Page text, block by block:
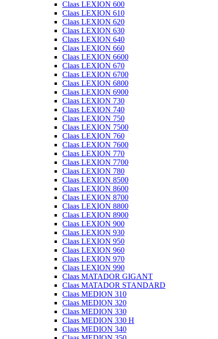
Claas LEXION 600
Claas LEXION 610
Claas LEXION 620
Claas LEXION 630
Claas LEXION 640
Claas LEXION 660
Claas LEXION 6600
Claas LEXION 670
Claas LEXION 6700
Claas LEXION 6800
Claas LEXION 6900
Claas LEXION 730
Claas LEXION 740
Claas LEXION 750
Claas LEXION 7500
Claas LEXION 760
Claas LEXION 7600
Claas LEXION 770
Claas LEXION 7700
Claas LEXION 780
Claas LEXION 8500
Claas LEXION 8600
Claas LEXION 8700
Claas LEXION 8800
Claas LEXION 8900
Claas LEXION 900
Claas LEXION 930
Claas LEXION 950
Claas LEXION 960
Claas LEXION 970
Claas LEXION 990
Claas MATADOR GIGANT
Claas MATADOR STANDARD
Claas MEDION 310
Claas MEDION 320
Claas MEDION 330
Claas MEDION 330 H
Claas MEDION 340